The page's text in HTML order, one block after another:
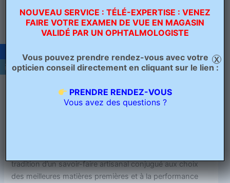
ans.Production de lunettes françaises
C'est au coeur du bassin d'Oyonnax, région
matière de lunetterie française, que nous avons installé
notre usine Roussilhe Productions.
Design, prototypage, usinage, montage, nous avons
internalisé toutes les étapes de production de la
tradition d’un savoir-faire artisanal conjugué aux choix
des meilleures matières premières et à la performance
NOUVEAU SERVICE : TÉLÉ-EXPERTISE : VENEZ
FAIRE VOTRE EXAMEN DE VUE EN MAGASIN
VALIDÉ PAR UN OPHTALMOLOGISTE
Vous pouvez prendre rendez-vous avec votre
opticien conseil directement en cliquant sur le lien :
PRENDRE RENDEZ-VOUS
Vous avez des questions ?
X